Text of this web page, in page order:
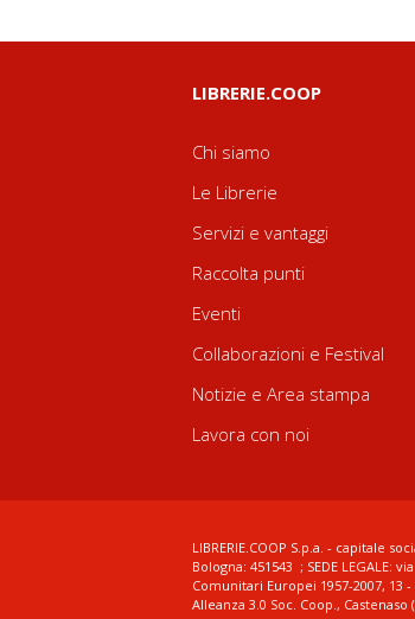
LIBRERIE.COOP
Chi siamo
Le Librerie
Servizi e vantaggi
Raccolta punti
Eventi
Collaborazioni e Festival
Notizie e Area stampa
Lavora con noi
LIBRERIE.COOP S.p.a. - capitale
Bologna: 451543 ; SEDE LEGALE:
Comunitari Europei 1957-2007,
Alleanza 3.0 Soc. Coop.,